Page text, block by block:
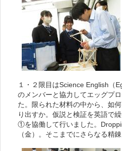
１・２限目はScience English（
のメンバーと協力してエッグプ
た。限られた材料の中から、如
り出すか。仮説と検証を英語で
①を協働して行いました。
（金）。そこまでにさらなる精